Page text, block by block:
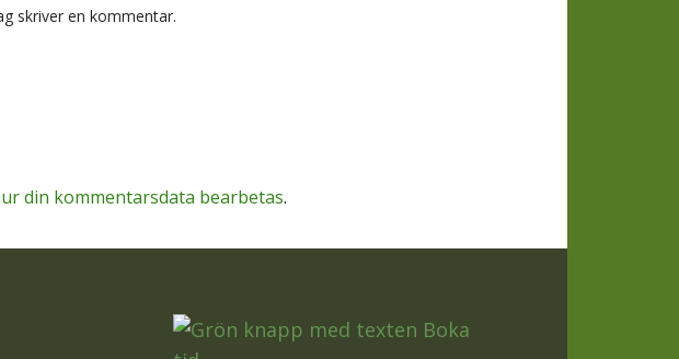
skriver en kommentar.
din kommentarsdata bearbetas.